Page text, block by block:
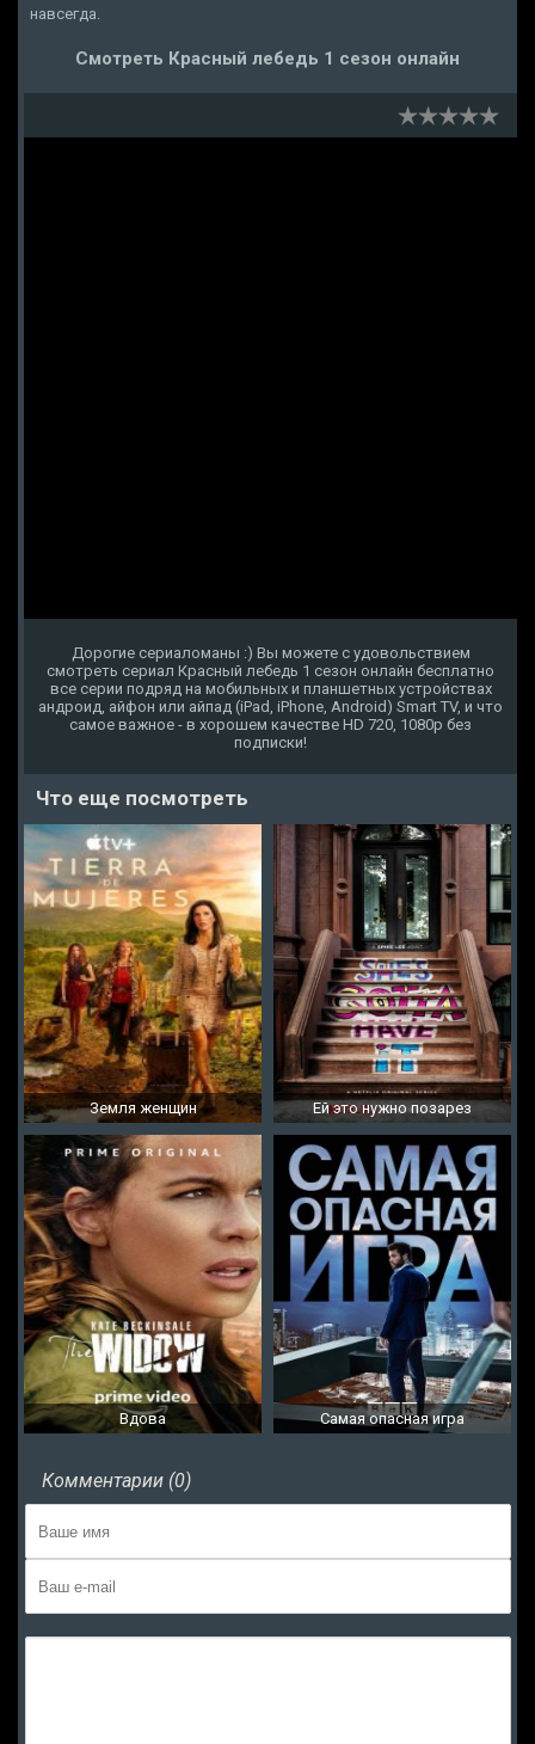
навсегда.
Смотреть Красный лебедь 1 сезон онлайн
Дорогие сериаломаны :) Вы можете с удовольствием
смотреть сериал Красный лебедь 1 сезон онлайн бесплатно
все серии подряд на мобильных и планшетных устройствах
андроид, айфон или айпад (iPad, iPhone, Android) Smart TV, и что
самое важное - в хорошем качестве HD 720, 1080p без
подписки!
Что еще посмотреть
Земля женщин Ей это нужно позарез
Вдова Самая опасная игра
Комментарии (0)